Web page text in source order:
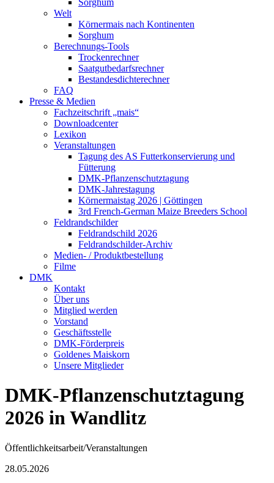
Welt
Körnermais nach Kontinenten
Sorghum
Berechnungs-Tools
Trockenrechner
Saatgutbedarfsrechner
Bestandesdichterechner
FAQ
Presse & Medien
Fachzeitschrift „mais“
Downloadcenter
Lexikon
Veranstaltungen
Tagung des AS Futterkonservierung und
Fütterung
DMK-Pflanzenschutztagung
DMK-Jahrestagung
Körnermaistag 2026 | Göttingen
3rd French-German Maize Breeders School
Feldrandschilder
Feldrandschild 2026
Feldrandschilder-Archiv
Medien- / Produktbestellung
Filme
DMK
Kontakt
Über uns
Mitglied werden
Vorstand
Geschäftsstelle
DMK-Förderpreis
Goldenes Maiskorn
Unsere Mitglieder
DMK-Pflanzenschutztagung
2026 in Wandlitz
Öffentlichkeitsarbeit/Veranstaltungen
28.05.2026